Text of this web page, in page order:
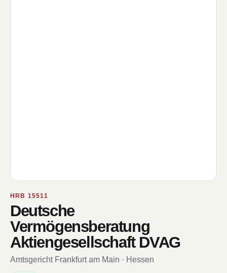
HRB 15511
Deutsche
Vermögensberatung
Aktiengesellschaft DVAG
Amtsgericht Frankfurt am Main · Hessen